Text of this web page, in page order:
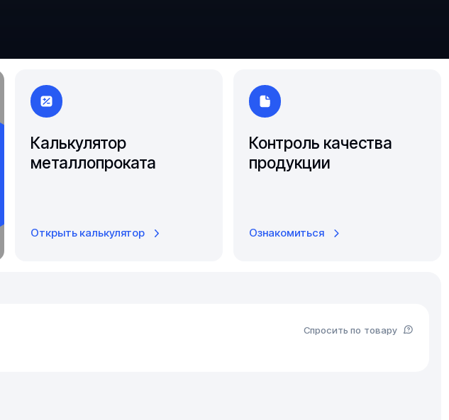
Якутск
Ярославль
Калькулятор
металлопроката
Открыть калькулятор
Контроль качества
продукции
Ознакомиться
Спросить по товару